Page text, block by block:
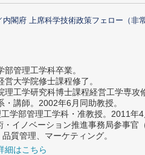
閣府 上席科学技術政策フェロー（非常
管理工学科卒業。
大学院修士課程修了。
工学研究科博士課程経営工学専攻
講師。2002年6月同助教授。
学部管理工学科・准教授。2011年4
イノベーション推進事務局参事官
質管理、マーケティング。
細はこちら